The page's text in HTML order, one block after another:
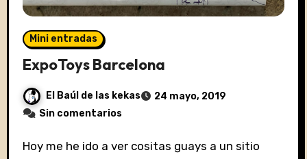
Mini entradas
ExpoToys Barcelona
El Baúl de las kekas
24 mayo, 2019
Sin comentarios
Hoy me he ido a ver cositas guays a un sitio